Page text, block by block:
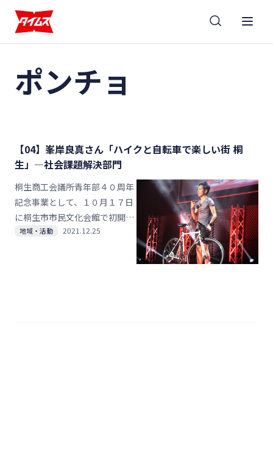
ポンチョ
【04】峯岸良真さん「ハイクと自転車で楽しい街 桐
生」―社会課題解決部門
桐生商工会議所青年部４０周年
記念事業として、１０月１７日
に桐生市市民文化会館で初開催
されたビジネスプラン発表会
地域・活動 2021.12.25